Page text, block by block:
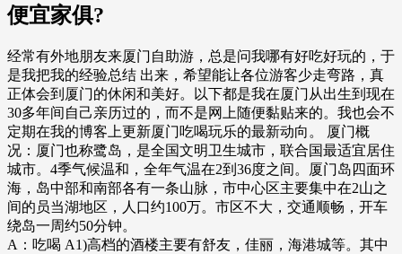
便宜家俱?
经常有外地朋友来厦门自助游，总是问我哪有好吃好玩的，于
是我把我的经验总结 出来，希望能让各位游客少走弯路，真
正体会到厦门的休闲和美好。以下都是我在厦门从出生到现在
30多年间自己亲历过的，而不是网上随便黏贴来的。我也会不
定期在我的博客上更新厦门吃喝玩乐的最新动向。 厦门概
况：厦门也称鹭岛，是全国文明卫生城市，联合国最适宜居住
城市。4季气候温和，全年气温在2到36度之间。厦门岛四面环
海，岛中部和南部各有一条山脉，市中心区主要集中在2山之
间的员当湖地区，人口约100万。市区不大，交通顺畅，开车
绕岛一周约50分钟。
A：吃喝 A1)高档的酒楼主要有舒友，佳丽，海港城等。其中